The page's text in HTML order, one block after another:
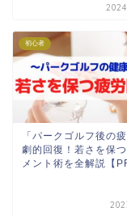
初心者
「パークゴルフ後の
劇的回復！若さを保つ
メント術を全解説【